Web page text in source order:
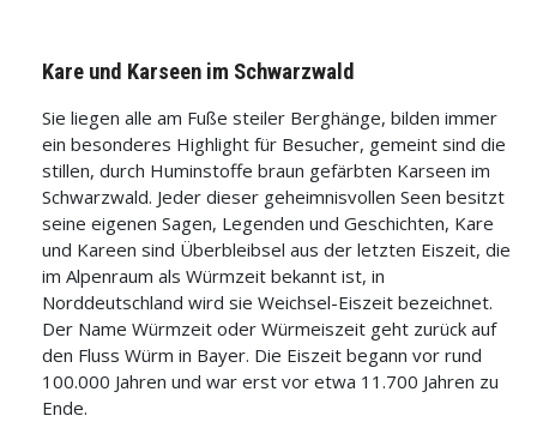
Kare und Karseen im Schwarzwald
Sie liegen alle am Fuße steiler Berghänge, bilden immer
ein besonderes Highlight für Besucher, gemeint sind die
stillen, durch Huminstoffe braun gefärbten Karseen im
Schwarzwald. Jeder dieser geheimnisvollen Seen besitzt
seine eigenen Sagen, Legenden und Geschichten, Kare
und Kareen sind Überbleibsel aus der letzten Eiszeit, die
im Alpenraum als Würmzeit bekannt ist, in
Norddeutschland wird sie Weichsel-Eiszeit bezeichnet.
Der Name Würmzeit oder Würmeiszeit geht zurück auf
den Fluss Würm in Bayer. Die Eiszeit begann vor rund
100.000 Jahren und war erst vor etwa 11.700 Jahren zu
Ende.